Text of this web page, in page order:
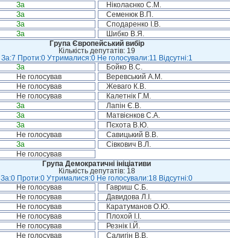
За Ніколаєнко С.М.
За Семенюк В.П.
За Сподаренко І.В.
За Шибко В.Я.
Група Європейський вибір
Кількість депутатів: 19
За:7 Проти:0 Утрималися:0 Не голосували:11 Відсутні:1
За Бойко В.С.
Не голосував Веревський А.М.
Не голосував Жеваго К.В.
Не голосував Калетнік Г.М.
За Лапін Є.В.
За Матвієнков С.А.
За Пєхота В.Ю.
Не голосував Савицький В.В.
За Сівкович В.Л.
Не голосував
Група Демократичні ініціативи
Кількість депутатів: 18
За:0 Проти:0 Утрималися:0 Не голосували:18 Відсутні:0
Не голосував Гавриш С.Б.
Не голосував Давидова Л.І.
Не голосував Каратуманов О.Ю.
Не голосував Плохой І.І.
Не голосував Резнік І.Й.
Не голосував Салигін В.В.